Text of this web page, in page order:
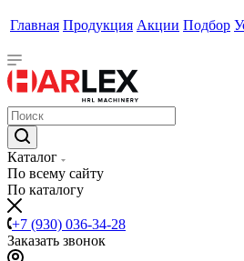
Главная Продукция Акции Подбор
Каталог
По всему сайту
По каталогу
+7 (930) 036-34-28
Заказать звонок